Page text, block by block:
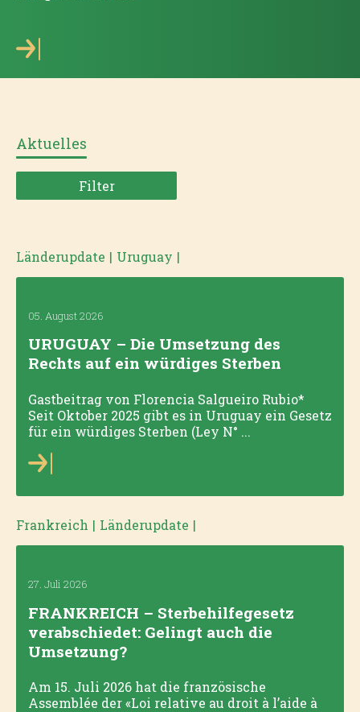
Aktuelles
Filter
Länderupdate | Uruguay |
05. August 2026
URUGUAY – Die Umsetzung des
Rechts auf ein würdiges Sterben
Gastbeitrag von Florencia Salgueiro Rubio*
Seit Oktober 2025 gibt es in Uruguay ein Gesetz
für ein würdiges Sterben (Ley N° ...
Frankreich | Länderupdate |
27. Juli 2026
FRANKREICH – Sterbehilfegesetz
verabschiedet: Gelingt auch die
Umsetzung?
Am 15. Juli 2026 hat die französische
Assemblée der «Loi relative au droit à l’aide à